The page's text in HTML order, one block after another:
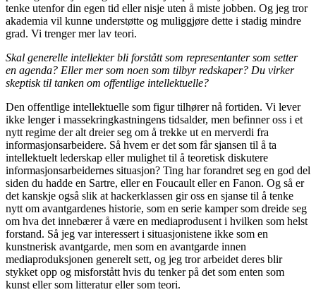
tenke utenfor din egen tid eller nisje uten å miste jobben. Og jeg tror
akademia vil kunne understøtte og muliggjøre dette i stadig mindre
grad. Vi trenger mer lav teori.
Skal generelle intellekter bli forstått som representanter som setter
en agenda? Eller mer som noen som tilbyr redskaper? Du virker
skeptisk til tanken om offentlige intellektuelle?
Den offentlige intellektuelle som figur tilhører nå fortiden. Vi lever
ikke lenger i massekringkastningens tidsalder, men befinner oss i et
nytt regime der alt dreier seg om å trekke ut en merverdi fra
informasjonsarbeidere. Så hvem er det som får sjansen til å ta
intellektuelt lederskap eller mulighet til å teoretisk diskutere
informasjonsarbeidernes situasjon? Ting har forandret seg en god del
siden du hadde en Sartre, eller en Foucault eller en Fanon. Og så er
det kanskje også slik at hackerklassen gir oss en sjanse til å tenke
nytt om avantgardenes historie, som en serie kamper som dreide seg
om hva det innebærer å være en mediaprodusent i hvilken som helst
forstand. Så jeg var interessert i situasjonistene ikke som en
kunstnerisk avantgarde, men som en avantgarde innen
mediaproduksjonen generelt sett, og jeg tror arbeidet deres blir
stykket opp og misforstått hvis du tenker på det som enten som
kunst eller som litteratur eller som teori.